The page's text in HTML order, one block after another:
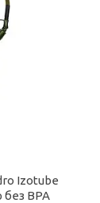
Izotube
BPA